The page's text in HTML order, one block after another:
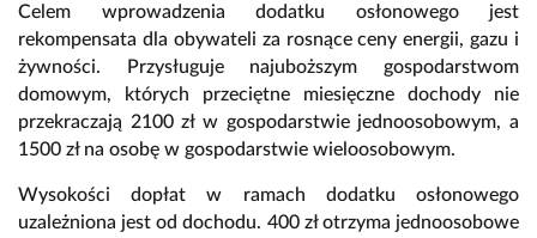
Celem wprowadzenia dodatku osłonowego jest
rekompensata dla obywateli za rosnące ceny energii, gazu i
żywności. Przysługuje najuboższym gospodarstwom
domowym, których przeciętne miesięczne dochody nie
przekraczają 2100 zł w gospodarstwie jednoosobowym, a
1500 zł na osobę w gospodarstwie wieloosobowym.
Wysokości dopłat w ramach dodatku osłonowego
uzależniona jest od dochodu. 400 zł otrzyma jednoosobowe